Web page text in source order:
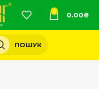
0 0.00₴
ПОШУК